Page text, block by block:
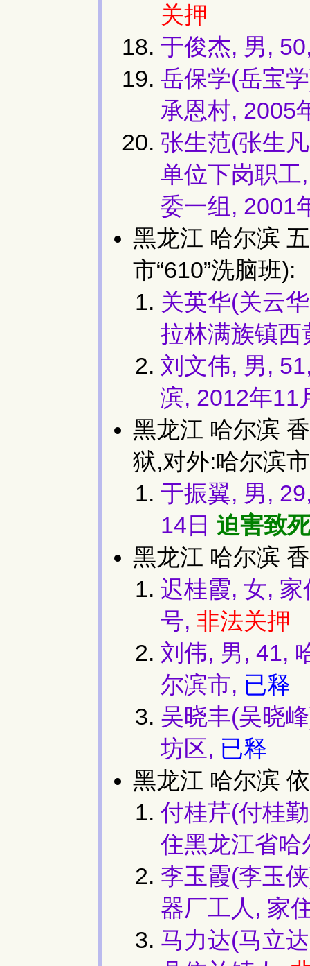
关押
于俊杰, 男,
岳保学(岳宝
承恩村, 2005
张生范(张生
单位下岗职工
委一组, 2001
黑龙江 哈尔滨
市“610”洗脑班):
关英华(关云
拉林满族镇
刘文伟, 男,
滨, 2012年11
黑龙江 哈尔滨
狱,对外:哈尔滨
于振翼, 男,
14日 迫害致死
黑龙江 哈尔滨
迟桂霞, 女,
号, 非法关押
刘伟, 男, 41,
尔滨市, 已释
吴晓丰(吴晓
坊区, 已释
黑龙江 哈尔滨
付桂芹(付桂
住黑龙江省
李玉霞(李玉
器厂工人, 家
马力达(马立